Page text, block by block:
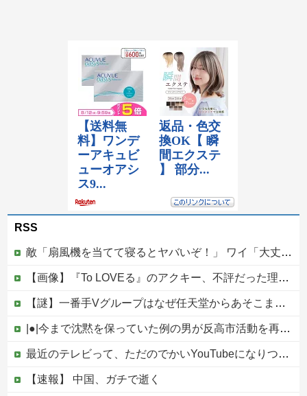
RSS
敵「扇風機を当てて寝るとヤバいぞ！」 ワイ「大丈夫やろｗｗｗ」扇風機ポチー
【画像】『To LOVEる』のアクキー、不評だった理由が明確すぎる
【謎】一番手Vグループはなぜ任天堂からあそこまで寵愛されるんだ？
|●|今まで沈黙を保っていた例の男が反高市活動を再開した模様、財務省を手を組んでの返り咲きが狙いか？
最近のテレビって、ただのでかいYouTubeになりつつあるよな他
【速報】 中国、ガチで逝く